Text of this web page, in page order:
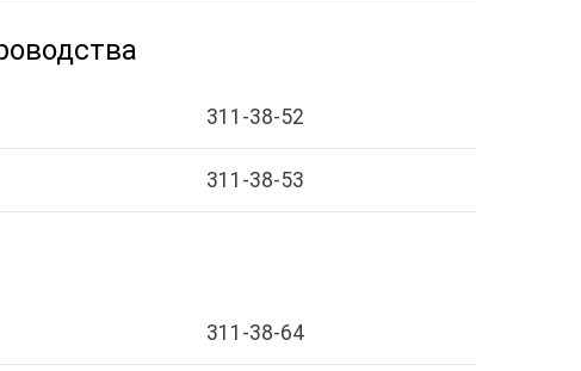
311-38-52
311-38-53
311-38-64